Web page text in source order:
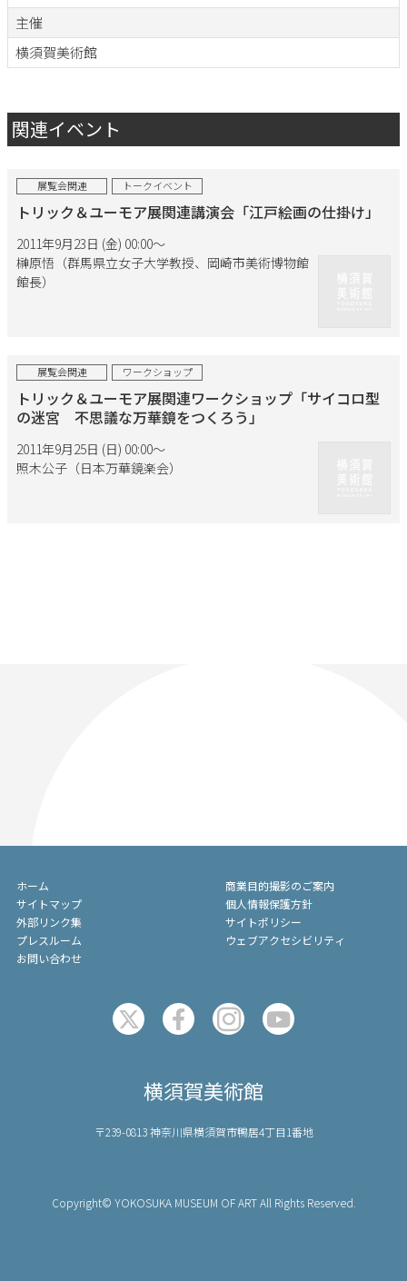
主催
横須賀美術館
関連イベント
展覧会関連 トークイベント
トリック＆ユーモア展関連講演会「江戸絵画の仕掛け」
2011年9月23日 (金) 00:00〜
榊原悟（群馬県立女子大学教授、岡崎市美術博物館
館長）
展覧会関連 ワークショップ
トリック＆ユーモア展関連ワークショップ「サイコロ型
の迷宮 不思議な万華鏡をつくろう」
2011年9月25日 (日) 00:00〜
照木公子（日本万華鏡楽会）
ホーム
サイトマップ
外部リンク集
プレスルーム
お問い合わせ
商業目的撮影のご案内
個人情報保護方針
サイトポリシー
ウェブアクセシビリティ
横須賀美術館
〒239-0813 神奈川県横須賀市鴨居4丁目1番地
Copyright© YOKOSUKA MUSEUM OF ART All Rights Reserved.